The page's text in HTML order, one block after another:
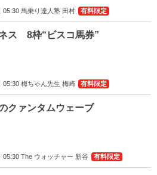
05:30 馬乗り達人塾 田村 有料限定
ス 8枠“ビスコ馬券”
05:30 梅ちゃん先生 梅崎 有料限定
クァンタムウェーブ
05:30 The ウォッチャー 新谷 有料限定